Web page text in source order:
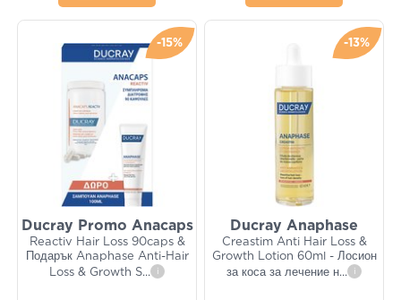
-15%
Ducray Promo Anacaps
Reactiv Hair Loss 90caps &
Подарък Anaphase Anti-Hair
Loss & Growth S... i
-13%
Ducray Anaphase
Creastim Anti Hair Loss &
Growth Lotion 60ml - Лосион
за коса за лечение н... i